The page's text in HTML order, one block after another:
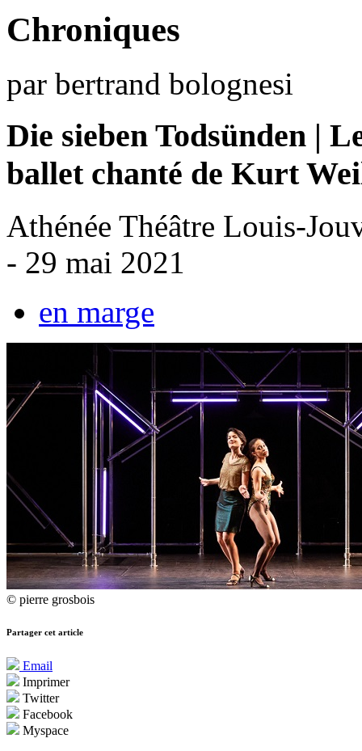
Chroniques
par bertrand bolognesi
Die sieben Todsünden |
ballet chanté de Kurt
Athénée Théâtre Louis-
- 29 mai 2021
en marge
© pierre grosbois
Partager cet article
Email
Imprimer
Twitter
Facebook
Myspace